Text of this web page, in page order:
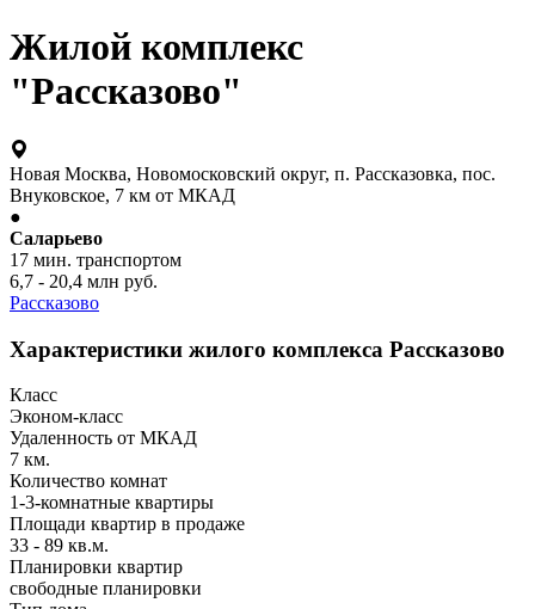
Жилой комплекс
"Рассказово"
Новая Москва, Новомосковский округ, п. Рассказовка, пос.
Внуковское, 7 км от МКАД
●
Саларьево
17 мин. транспортом
6,7 - 20,4 млн руб.
Рассказово
Характеристики жилого комплекса Рассказово
Класс
Эконом-класс
Удаленность от МКАД
7 км.
Количество комнат
1-3-комнатные квартиры
Площади квартир в продаже
33 - 89 кв.м.
Планировки квартир
свободные планировки